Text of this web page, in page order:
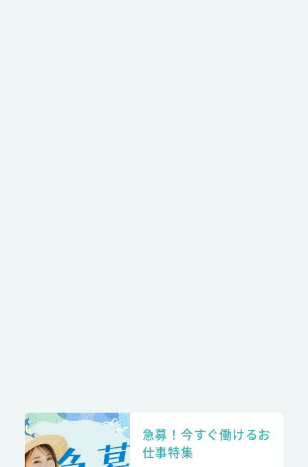
急募！今すぐ働けるお
仕事特集